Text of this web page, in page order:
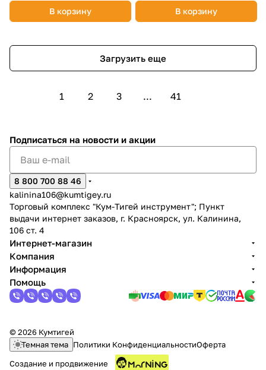
В корзину В корзину
Загрузить еще
1 2 3 ... 41
Подписаться на новости и акции
8 800 700 88 46
kalinina106@kumtigey.ru
Торговый комплекс "Кум-Тигей инструмент"; Пункт
выдачи интернет заказов, г. Красноярск, ул. Калинина,
106 ст. 4
Интернет-магазин
Компания
Информация
Помощь
© 2026 Кумтигей
Темная тема Политики КонфиденциальностиОферта
Создание и продвижение